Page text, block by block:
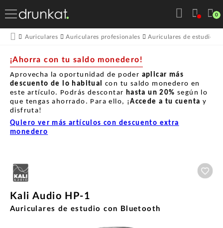
0
Auriculares Auriculares profesionales Auriculares de estudio
¡Ahorra con tu saldo monedero!
Aprovecha la oportunidad de poder aplicar más
descuento de lo habitual con tu saldo monedero en
este artículo. Podrás descontar hasta un 20% según lo
que tengas ahorrado. Para ello, ¡Accede a tu cuenta y
disfruta!
Quiero ver más artículos con descuento extra
monedero
Kali Audio HP-1
Auriculares de estudio con Bluetooth